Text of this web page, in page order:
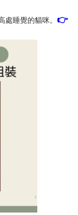
處睡覺的貓咪。 👉